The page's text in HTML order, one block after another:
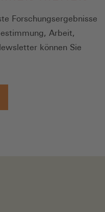
Forschungsergebnisse
Arbeit,
können Sie